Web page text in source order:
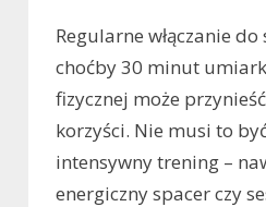
Regularne włączanie
choćby 30 minut
fizycznej może
korzyści. Nie musi to
intensywny trening –
energiczny spacer czy